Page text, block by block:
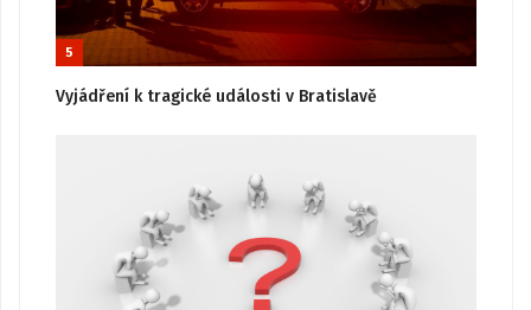
5
Vyjádření k tragické události v Bratislavě